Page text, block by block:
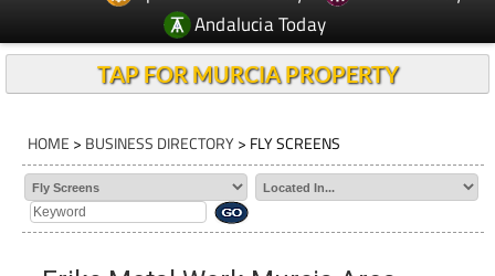
Andalucia Today
TAP FOR MURCIA PROPERTY
HOME > BUSINESS DIRECTORY> FLY SCREENS